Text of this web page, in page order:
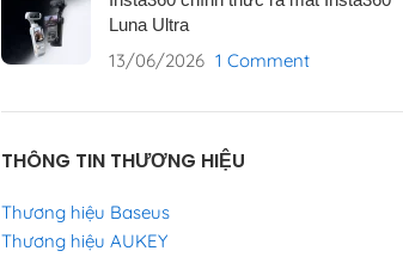
Luna Ultra
13/06/2026 1 Comment
THÔNG TIN THƯƠNG HIỆU
Thương hiệu Baseus
Thương hiệu AUKEY